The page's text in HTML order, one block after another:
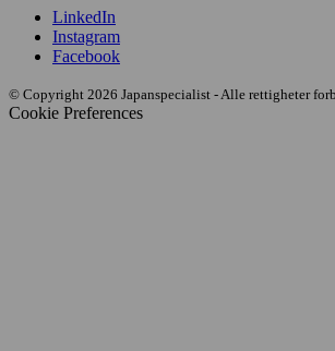
LinkedIn
Instagram
Facebook
© Copyright 2026 Japanspecialist - Alle rettigheter
Cookie Preferences